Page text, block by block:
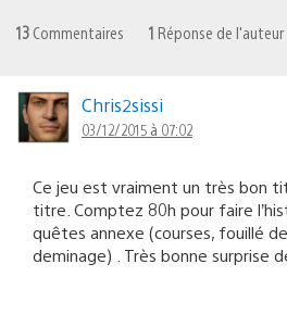
13 Commentaires 1 Réponse de l'auteur
Chris2sissi
03/12/2015 à 07:02
Ce jeu est vraiment un très bon
titre. Comptez 80h pour faire
quêtes annexe (courses, fouillé
deminage) . Très bonne surprise